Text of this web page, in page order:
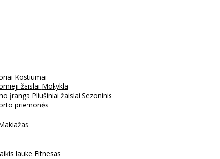
Kostiumai
žaislai Mokykla
įranga Pliušiniai žaislai Sezoninis
priemonės
lauke Fitnesas